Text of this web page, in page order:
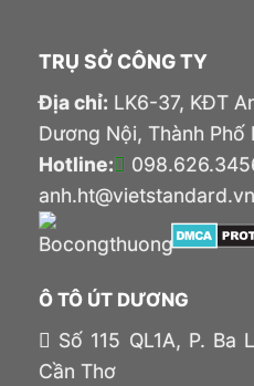
TRỤ SỞ CÔNG TY
Địa chỉ: LK6-37, KĐT
Dương Nội, Thành Phố
Hotline:
Ô TÔ ÚT DƯƠNG
Số 115 QL1A, P. Ba
Cần Thơ